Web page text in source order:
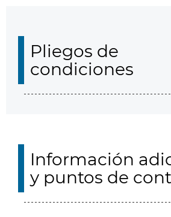
Pliegos de
condiciones
Información
y puntos de